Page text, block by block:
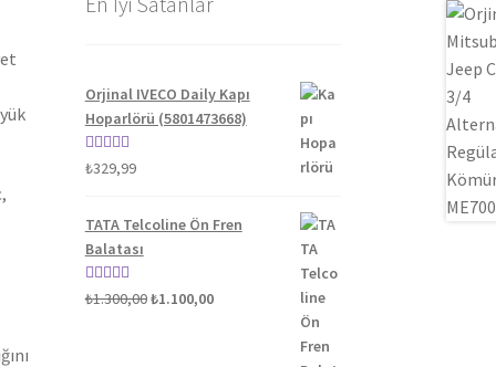
Orjinal IVECO Daily Kapı
Hoparlörü (5801473668)
5 üzerinden
₺329,99
TATA Telcoline Ön Fren
Balatası
5 üzerinden
₺1.300,00Orijinal
₺1.100,00Şu